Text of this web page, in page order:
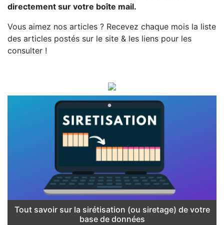
directement sur votre boîte mail.
Vous aimez nos articles ? Recevez chaque mois la liste
des articles postés sur le site & les liens pour les
consulter !
Tout savoir sur la sirétisation (ou siretage) de votre
base de données